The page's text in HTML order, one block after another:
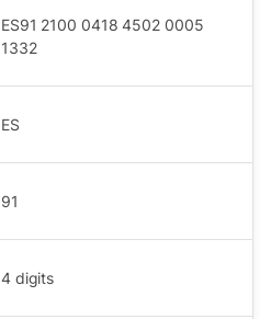
ES91 2100 0418 4502 0005
1332
ES
91
4 digits